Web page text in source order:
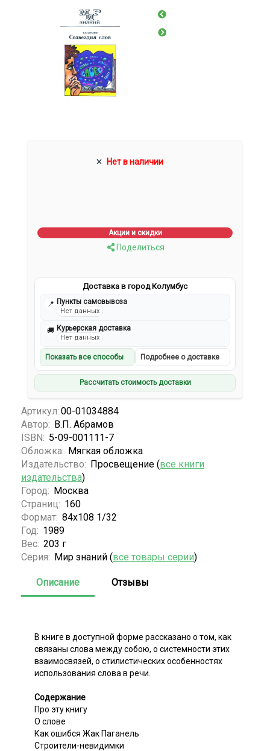
Нет в наличии
Акции и скидки
Поделиться
Доставка в город Колумбус
📍 Пункты самовывоза
Нет данных
🚚 Курьерская доставка
Нет данных
Показать все способы Подробнее о доставке
Рассчитать стоимость доставки
Артикул: 00-01034884
Автор: В.П. Абрамов
ISBN: 5-09-001111-7
Обложка: Мягкая обложка
Издательство: Просвещение (все книги
издательства)
Город: Москва
Страниц: 160
Формат: 84x108 1/32
Год: 1989
Вес: 203 г
Серия: Мир знаний (все товары серии)
Описание Отзывы
В книге в доступной форме рассказано о том, как
связаны слова между собою, о системности этих
взаимосвязей, о стилистических особенностях
использования слова в речи.
Содержание
Про эту книгу
О слове
Как ошибся Жак Паганель
Строители-невидимки